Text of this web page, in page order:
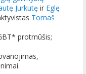
Jurkutę ir Eglę
Tomaš
protmūšis;